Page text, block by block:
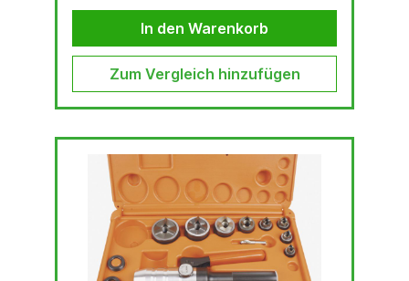
N/mm2)Quadratlocher bis 92 x 92 2.0 mm
Stahlblech (S235), 1.5 mm Edelstahl (F = 600
N/mm2)Stanzkraft: 75 kNBetriebsdruck...
In den Warenkorb
Zum Vergleich hinzufügen